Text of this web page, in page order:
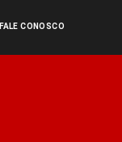
FALE CONOSCO